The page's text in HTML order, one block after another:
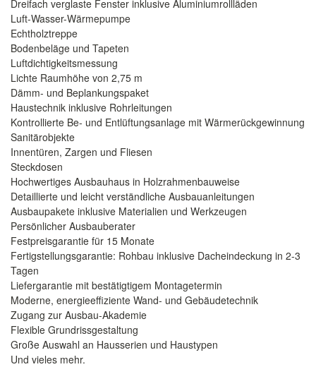
Dreifach verglaste Fenster inklusive Aluminiumrollläden
Luft-Wasser-Wärmepumpe
Echtholztreppe
Bodenbeläge und Tapeten
Luftdichtigkeitsmessung
Lichte Raumhöhe von 2,75 m
Dämm- und Beplankungspaket
Haustechnik inklusive Rohrleitungen
Kontrollierte Be- und Entlüftungsanlage mit Wärmerückgewinnung
Sanitärobjekte
Innentüren, Zargen und Fliesen
Steckdosen
Hochwertiges Ausbauhaus in Holzrahmenbauweise
Detaillierte und leicht verständliche Ausbauanleitungen
Ausbaupakete inklusive Materialien und Werkzeugen
Persönlicher Ausbauberater
Festpreisgarantie für 15 Monate
Fertigstellungsgarantie: Rohbau inklusive Dacheindeckung in 2-3
Tagen
Liefergarantie mit bestätigtigem Montagetermin
Moderne, energieeffiziente Wand- und Gebäudetechnik
Zugang zur Ausbau-Akademie
Flexible Grundrissgestaltung
Große Auswahl an Hausserien und Haustypen
Und vieles mehr.